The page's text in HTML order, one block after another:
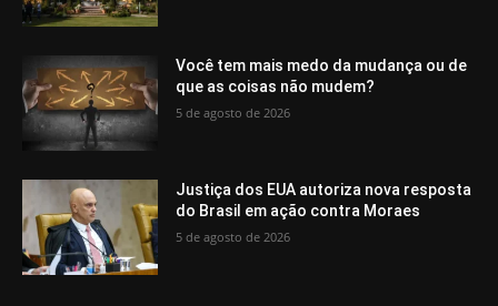
Você tem mais medo da mudança ou de
que as coisas não mudem?
5 de agosto de 2026
Justiça dos EUA autoriza nova resposta
do Brasil em ação contra Moraes
5 de agosto de 2026